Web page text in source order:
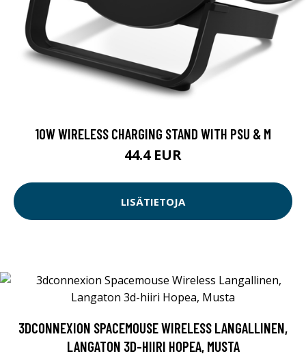
10W WIRELESS CHARGING STAND WITH PSU & M
44.4 EUR
LISÄTIETOJA
3DCONNEXION SPACEMOUSE WIRELESS LANGALLINEN,
LANGATON 3D-HIIRI HOPEA, MUSTA